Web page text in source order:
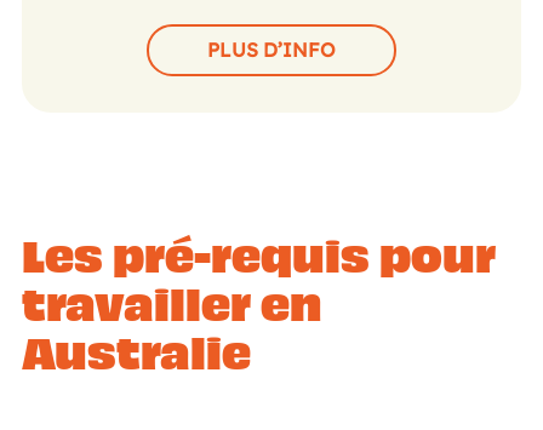
PLUS D’INFO
Les pré-requis pour
travailler en
Australie